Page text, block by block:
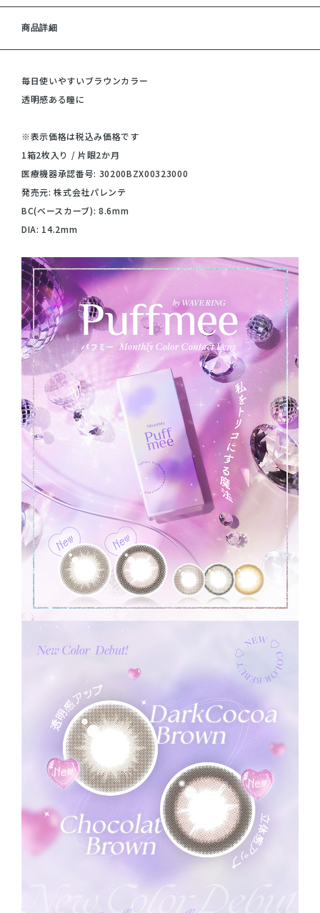
商品詳細
毎日使いやすいブラウンカラー
透明感ある瞳に
※表示価格は税込み価格です
1箱2枚入り / 片眼2か月
医療機器承認番号: 30200BZX00323000
発売元: 株式会社パレンテ
BC(ベースカーブ): 8.6mm
DIA: 14.2mm